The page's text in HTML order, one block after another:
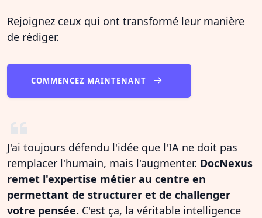
Rejoignez ceux qui ont transformé leur manière
de rédiger.
COMMENCEZ MAINTENANT
J'ai toujours défendu l'idée que l'IA ne doit pas
remplacer l'humain, mais l'augmenter. DocNexus
remet l'expertise métier au centre en
permettant de structurer et de challenger
votre pensée. C'est ça, la véritable intelligence